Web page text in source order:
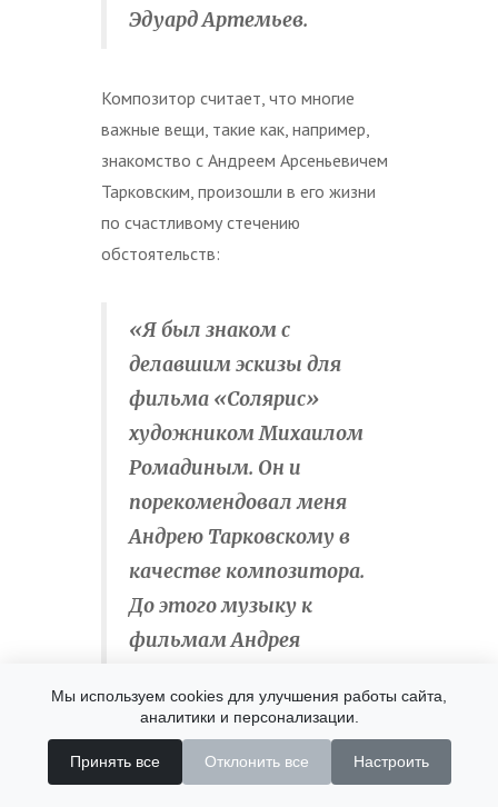
Эдуард Артемьев.
Композитор считает, что многие
важные вещи, такие как, например,
знакомство с Андреем Арсеньевичем
Тарковским, произошли в его жизни
по счастливому стечению
обстоятельств:
«Я был знаком с
делавшим эскизы для
фильма «Солярис»
художником Михаилом
Ромадиным. Он и
порекомендовал меня
Андрею Тарковскому в
качестве композитора.
До этого музыку к
фильмам Андрея
человек удивительного
таланта – Вячеслав
Овчинников. Но так
Мы используем cookies для улучшения работы сайта,
аналитики и персонализации.
Принять все Отклонить все Настроить